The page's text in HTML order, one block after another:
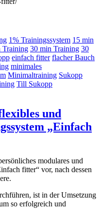
1% Trainingssystem 15 min
Training 30 min Training 30
einfach fitter flacher Bauch
minimales
Minimaltraining Sukopp
Till Sukopp
und
„Einfach
modulares und
fitter“ vor, nach dessen
ist in der Umsetzung
so erfolgreich und